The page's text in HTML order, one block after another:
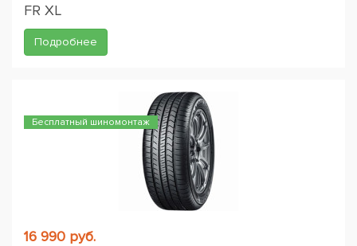
FR XL
Подробнее
Бесплатный шиномонтаж
16 990 руб.